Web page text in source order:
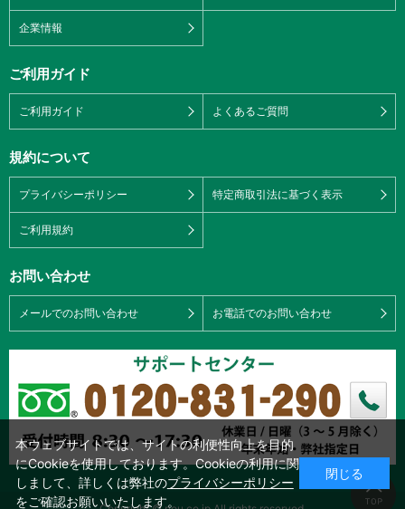
企業情報
ご利用ガイド
ご利用ガイド よくあるご質問
規約について
プライバシーポリシー 特定商取引法に基づく表示
ご利用規約
お問い合わせ
メールでのお問い合わせ お電話でのお問い合わせ
本ウェブサイトでは、サイトの利便性向上を目的
にCookieを使用しております。Cookieの利用に関
しまして、詳しくは弊社のプライバシーポリシー
をご確認お願いいたします。
閉じる